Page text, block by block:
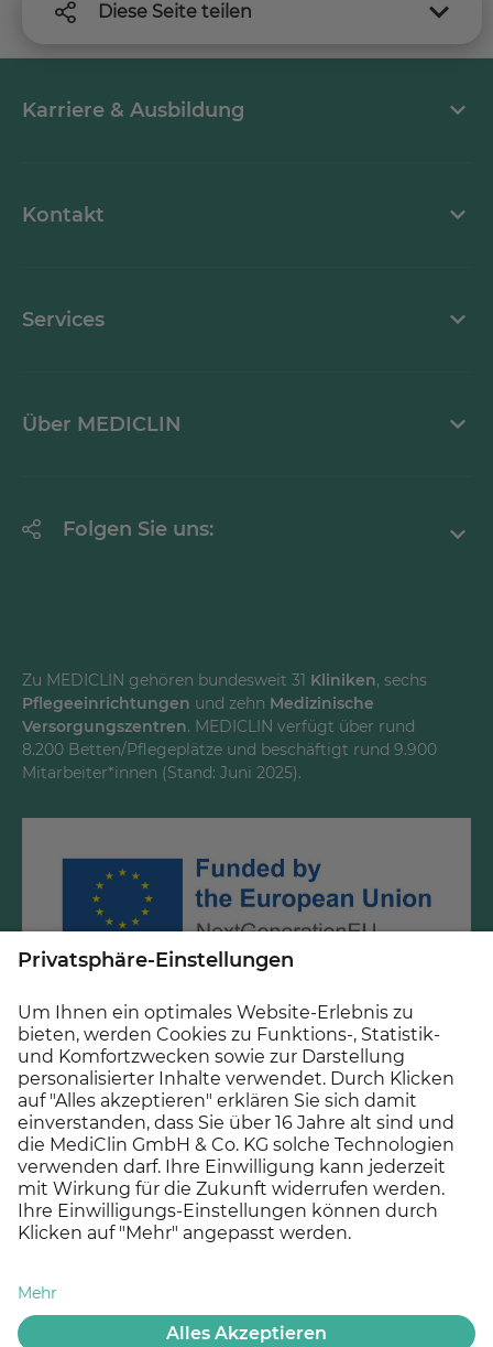
Diese Seite teilen
Karriere & Ausbildung
Kontakt
Services
Über MEDICLIN
Folgen Sie uns:
Youtube
LinkedInd
Zu MEDICLIN gehören bundesweit 31 Kliniken, sechs
Pflegeeinrichtungen und zehn Medizinische
Versorgungszentren. MEDICLIN verfügt über rund
8.200 Betten/Pflegeplätze und beschäftigt rund 9.900
Mitarbeiter*innen (Stand: Juni 2025).
beim Bundesamt für Soziale Sicherung und des Landes
Baden-Württemberg.
© 2026 MEDICLIN AG, Offenburg - Ein Unternehmen der
Asklepios Gruppe
Impressum